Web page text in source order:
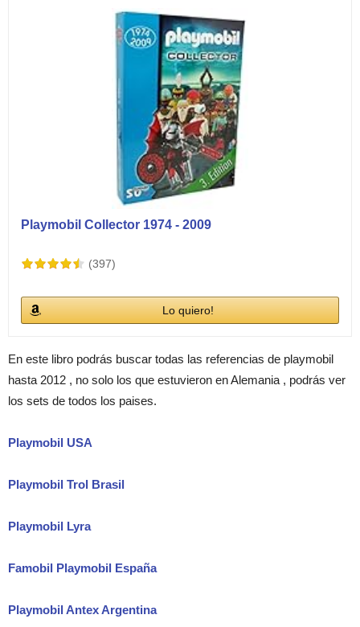
Playmobil Collector 1974 - 2009
(397)
Lo quiero!
En este libro podrás buscar todas las referencias de playmobil
hasta 2012 , no solo los que estuvieron en Alemania , podrás ver
los sets de todos los paises.
Playmobil USA
Playmobil Trol Brasil
Playmobil Lyra
Famobil Playmobil España
Playmobil Antex Argentina